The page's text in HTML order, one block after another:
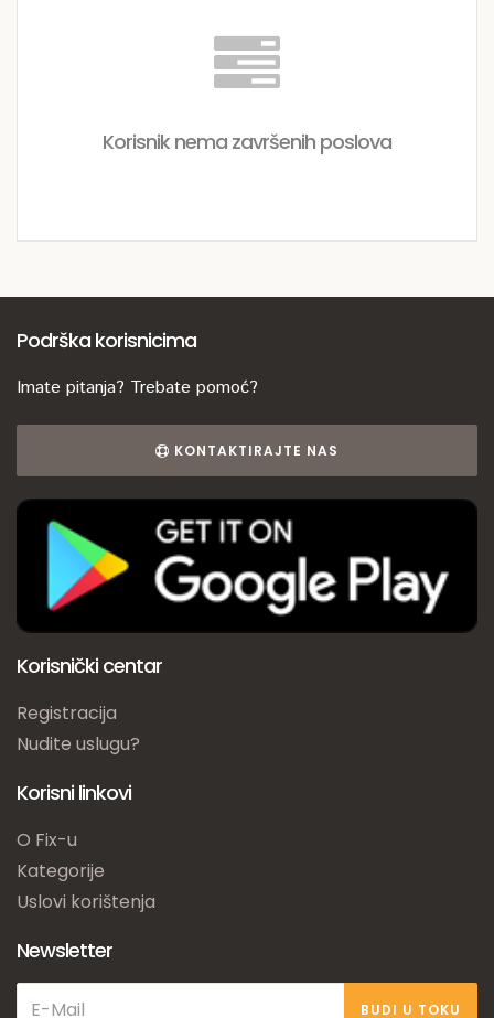
Korisnik nema završenih poslova
Podrška korisnicima
Imate pitanja? Trebate pomoć?
KONTAKTIRAJTE NAS
Korisnički centar
Registracija
Nudite uslugu?
Korisni linkovi
O Fix-u
Kategorije
Uslovi korištenja
Newsletter
BUDI U TOKU